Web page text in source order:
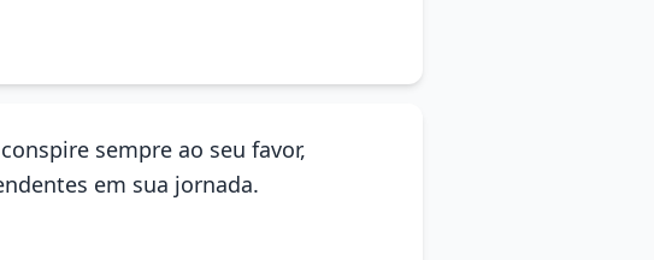
sempre ao seu favor,
em sua jornada.